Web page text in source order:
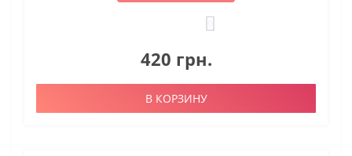
420 грн.
В КОРЗИНУ